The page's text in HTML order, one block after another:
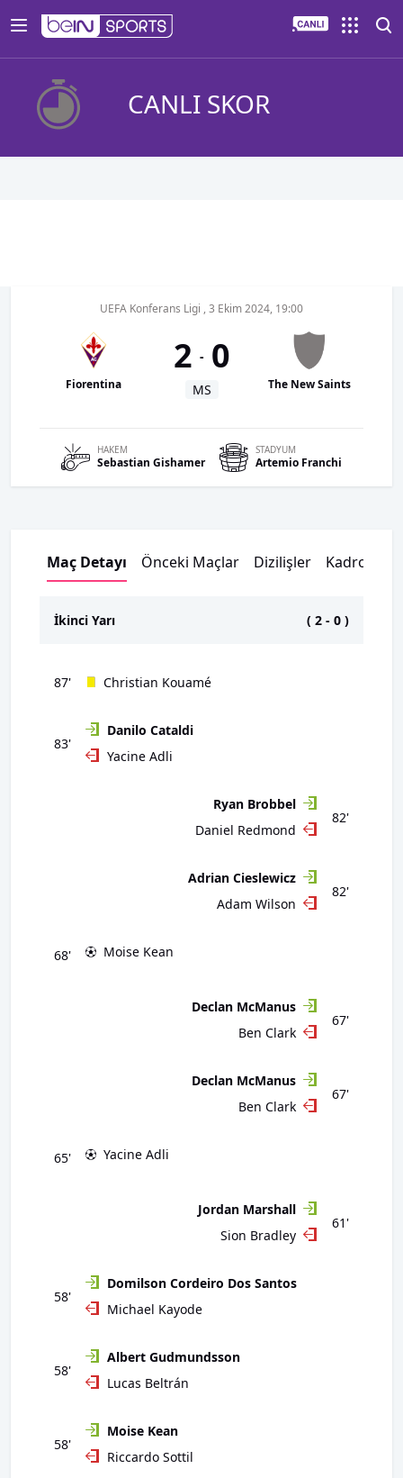
CANLI SKOR
UEFA Konferans Ligi , 3 Ekim 2024, 19:00
Fiorentina
2 - 0
MS The New Saints
HAKEM
Sebastian Gishamer
STADYUM
Artemio Franchi
Maç Detayı Önceki Maçlar Dizilişler Kadrolar
İkinci Yarı ( 2 - 0 )
87' Christian Kouamé
83'
Danilo Cataldi
Yacine Adli
82'
Ryan Brobbel
Daniel Redmond
82'
Adrian Cieslewicz
Adam Wilson
68' Moise Kean
67'
Declan McManus
Ben Clark
67'
Declan McManus
Ben Clark
65' Yacine Adli
61'
Jordan Marshall
Sion Bradley
58'
Domilson Cordeiro Dos Santos
Michael Kayode
58'
Albert Gudmundsson
Lucas Beltrán
58'
Moise Kean
Riccardo Sottil